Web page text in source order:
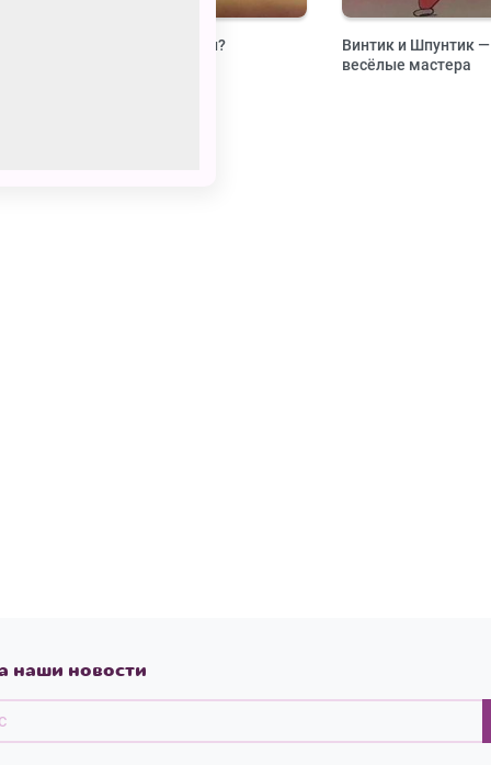
Где я его видел?
Винтик и Шпунтик —
весёлые мастера
наши новости